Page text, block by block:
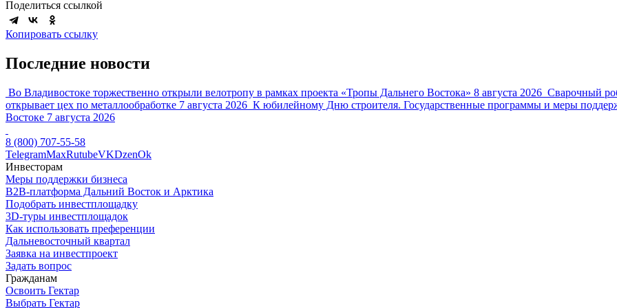
Поделиться ссылкой
Копировать ссылку
Последние новости
Во Владивостоке торжественно открыли велотропу в рамках проекта «Тропы Дальнего Востока» 8 августа 2026 Сварочный
открывает цех по металлообработке 7 августа 2026 К юбилейному Дню строителя. Государственные программы и меры
Востоке 7 августа 2026
8 (800) 707-55-58
TelegramMaxRutubeVKDzenOk
Инвесторам
Меры поддержки бизнеса
B2B-платформа Дальний Восток и Арктика
Подобрать инвестплощадку
3D-туры инвестплощадок
Как использовать преференции
Дальневосточный квартал
Заявка на инвестпроект
Задать вопрос
Гражданам
Освоить Гектар
Выбрать Гектар